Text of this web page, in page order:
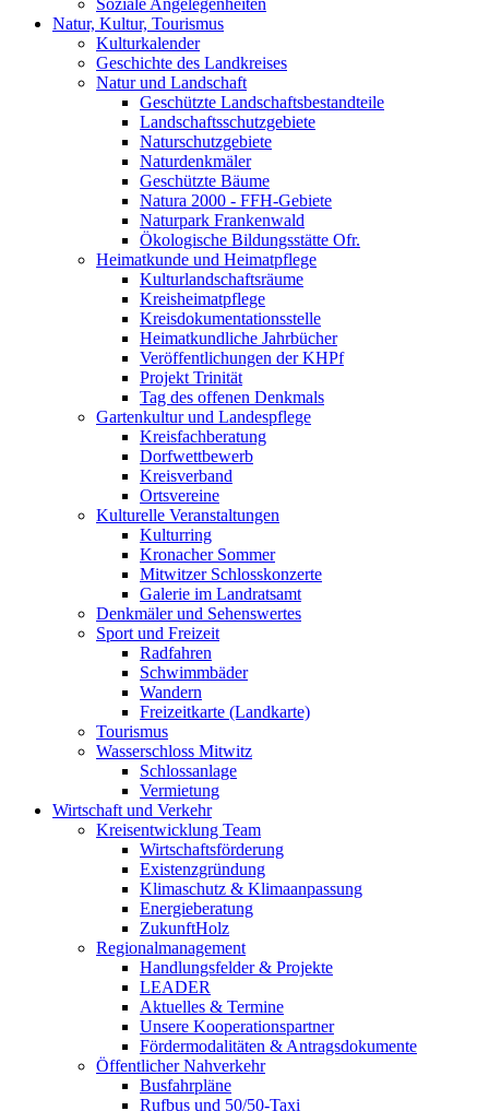
Soziale Angelegenheiten
Natur, Kultur, Tourismus
Kulturkalender
Geschichte des Landkreises
Natur und Landschaft
Geschützte Landschaftsbestandteile
Landschaftsschutzgebiete
Naturschutzgebiete
Naturdenkmäler
Geschützte Bäume
Natura 2000 - FFH-Gebiete
Naturpark Frankenwald
Ökologische Bildungsstätte Ofr.
Heimatkunde und Heimatpflege
Kulturlandschaftsräume
Kreisheimatpflege
Kreisdokumentationsstelle
Heimatkundliche Jahrbücher
Veröffentlichungen der KHPf
Projekt Trinität
Tag des offenen Denkmals
Gartenkultur und Landespflege
Kreisfachberatung
Dorfwettbewerb
Kreisverband
Ortsvereine
Kulturelle Veranstaltungen
Kulturring
Kronacher Sommer
Mitwitzer Schlosskonzerte
Galerie im Landratsamt
Denkmäler und Sehenswertes
Sport und Freizeit
Radfahren
Schwimmbäder
Wandern
Freizeitkarte (Landkarte)
Tourismus
Wasserschloss Mitwitz
Schlossanlage
Vermietung
Wirtschaft und Verkehr
Kreisentwicklung Team
Wirtschaftsförderung
Existenzgründung
Klimaschutz & Klimaanpassung
Energieberatung
ZukunftHolz
Regionalmanagement
Handlungsfelder & Projekte
LEADER
Aktuelles & Termine
Unsere Kooperationspartner
Fördermodalitäten & Antragsdokumente
Öffentlicher Nahverkehr
Busfahrpläne
Rufbus und 50/50-Taxi